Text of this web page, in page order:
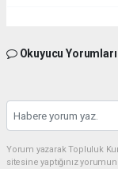
Okuyucu Yorumları
Yorum yazarak Topluluk
sitesine yaptığınız